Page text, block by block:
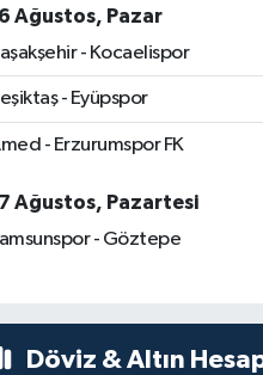
Ağustos, Pazar
- Kocaelispor
- Eyüpspor
- Erzurumspor FK
Ağustos, Pazartesi
- Göztepe
Döviz & Altın